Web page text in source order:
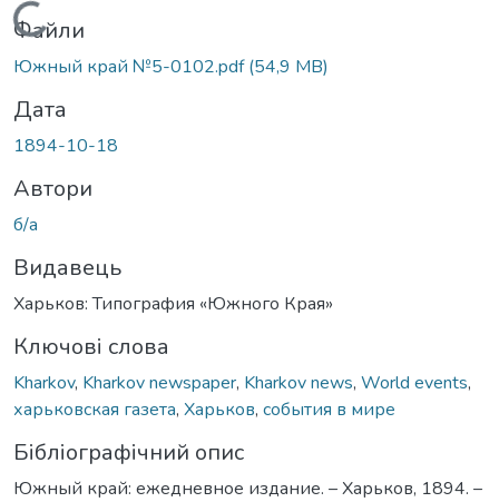
Вантажиться...
Файли
Южный край №5-0102.pdf(54,9 MB)
Дата
1894-10-18
Автори
б/а
Видавець
Харьков: Типография «Южного Края»
Ключові слова
Kharkov, Kharkov newspaper, Kharkov news, World events,
харьковская газета, Харьков, события в мире
Бібліографічний опис
Южный край: ежедневное издание. – Харьков, 1894. –